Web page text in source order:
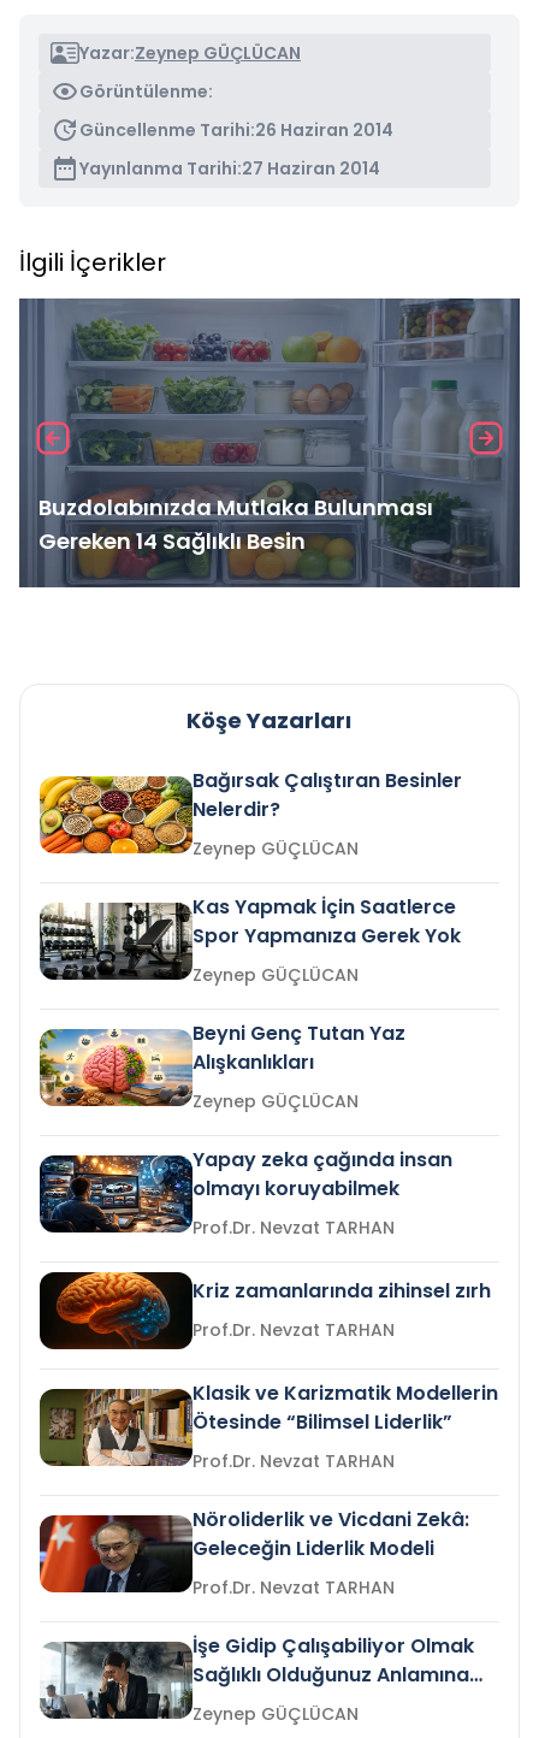
Yazar:Zeynep GÜÇLÜCAN
Görüntülenme:
Güncellenme Tarihi:26 Haziran 2014
Yayınlanma Tarihi:27 Haziran 2014
İlgili İçerikler
Buzdolabınızda Mutlaka Bulunması
Gereken 14 Sağlıklı Besin
Köşe Yazarları
Bağırsak Çalıştıran Besinler
Nelerdir?
Zeynep GÜÇLÜCAN
Kas Yapmak İçin Saatlerce
Spor Yapmanıza Gerek Yok
Zeynep GÜÇLÜCAN
Beyni Genç Tutan Yaz
Alışkanlıkları
Zeynep GÜÇLÜCAN
Yapay zeka çağında insan
olmayı koruyabilmek
Prof.Dr. Nevzat TARHAN
Kriz zamanlarında zihinsel zırh
Prof.Dr. Nevzat TARHAN
Klasik ve Karizmatik Modellerin
Ötesinde “Bilimsel Liderlik”
Prof.Dr. Nevzat TARHAN
Nöroliderlik ve Vicdani Zekâ:
Geleceğin Liderlik Modeli
Prof.Dr. Nevzat TARHAN
İşe Gidip Çalışabiliyor Olmak
Sağlıklı Olduğunuz Anlamına
Gelir mi?Zeynep GÜÇLÜCAN